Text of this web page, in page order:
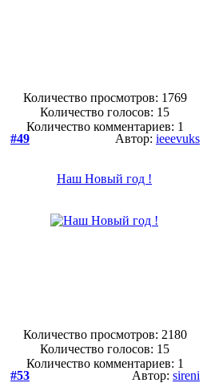
Количество просмотров: 1769
Количество голосов: 15
Количество комментариев: 1
#49
Автор: ieeevuks
Наш Новый год !
Количество просмотров: 2180
Количество голосов: 15
Количество комментариев: 1
#53
Автор: sireni